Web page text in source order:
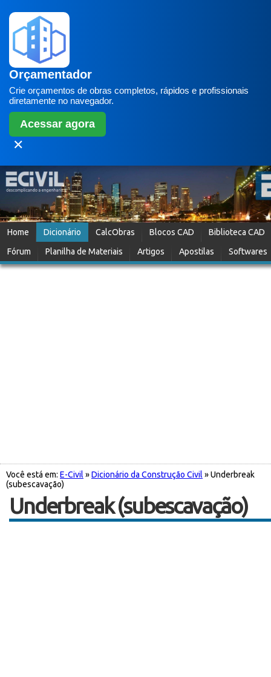
Orçamentador
Crie orçamentos de obras completos, rápidos e profissionais
diretamente no navegador.
Acessar agora
✕
Home Dicionário CalcObras Blocos CAD
Biblioteca CAD
Fórum
Planilha de Materiais Artigos Apostilas Softwares
Você está em: E-Civil »Dicionário da Construção Civil » Underbreak
(subescavação)
Underbreak (subescavação)